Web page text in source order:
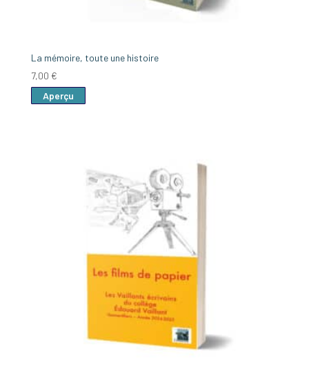
La mémoire, toute une histoire
7,00 €
Aperçu